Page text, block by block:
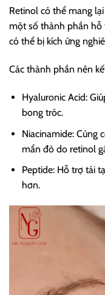
Retinol có thể mang
một số thành phần hỗ
có thể bị kích ứng
Các thành phần nên
Hyaluronic Acid:
bong tróc.
Niacinamide: Củng
mẩn đỏ do retinol
Peptide: Hỗ trợ tái
hơn.